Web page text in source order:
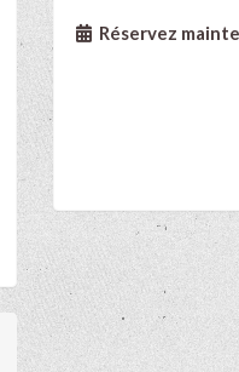
Réservez